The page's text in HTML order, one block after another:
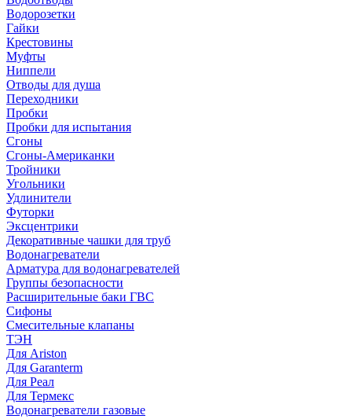
Водорозетки
Гайки
Крестовины
Муфты
Ниппели
Отводы для душа
Переходники
Пробки
Пробки для испытания
Сгоны
Сгоны-Американки
Тройники
Угольники
Удлинители
Футорки
Эксцентрики
Декоративные чашки для труб
Водонагреватели
Арматура для водонагревателей
Группы безопасности
Расширительные баки ГВС
Сифоны
Смесительные клапаны
ТЭН
Для Ariston
Для Garanterm
Для Реал
Для Термекс
Водонагреватели газовые